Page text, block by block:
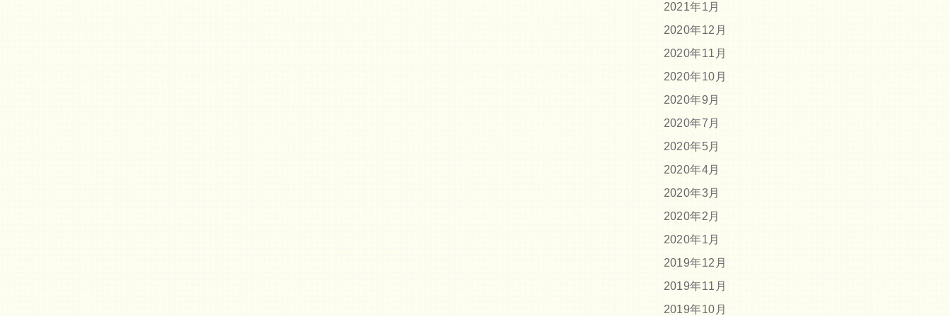
2021年1月
2020年12月
2020年11月
2020年10月
2020年9月
2020年7月
2020年5月
2020年4月
2020年3月
2020年2月
2020年1月
2019年12月
2019年11月
2019年10月